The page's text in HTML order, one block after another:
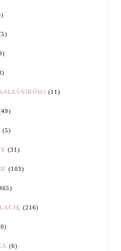
(11)
(5)
(31)
(103)
(216)
(6)